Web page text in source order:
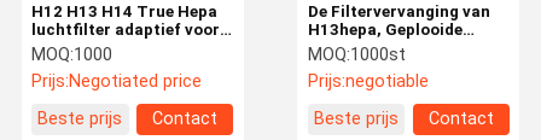
De Filtervervanging van
H13hepa, Geplooide
Comité Filter 99,99
Efficiency
MOQ:1000st
Prijs:negotiable
Beste prijs
Contact
H12 H13 H14 True Hepa
luchtfilter adaptief voor
branded luchtreiniger
MOQ:1000
Prijs:Negotiated price
Beste prijs
Contact